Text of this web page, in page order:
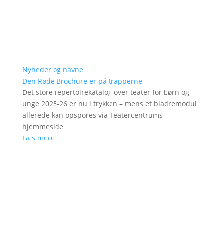
Nyheder og navne
Den Røde Brochure er på trapperne
Det store repertoirekatalog over teater for børn og
unge 2025-26 er nu i trykken – mens et bladremodul
allerede kan opspores via Teatercentrums
hjemmeside
Læs mere